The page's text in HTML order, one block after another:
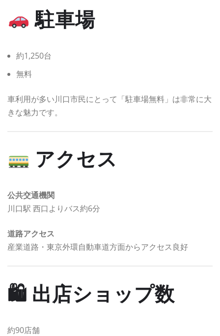
駐車場
約1,250台
無料
車利用が多い川口市民にとって「駐車場無料」は非常に大
きな魅力です。
アクセス
公共交通機関
川口駅 西口よりバス約6分
道路アクセス
産業道路・東京外環自動車道方面からアクセス良好
🛍 出店ショップ数
約90店舗